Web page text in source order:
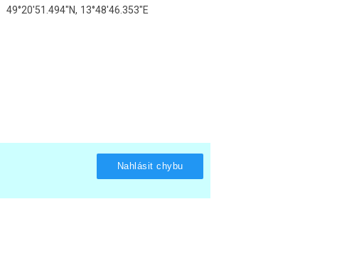
49°20'51.494"N, 13°48'46.353"E
Nahlásit chybu